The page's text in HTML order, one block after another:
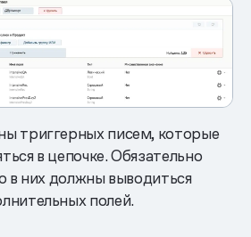
триггерных писем, которые
в цепочке. Обязательно
в них должны выводиться
полей.